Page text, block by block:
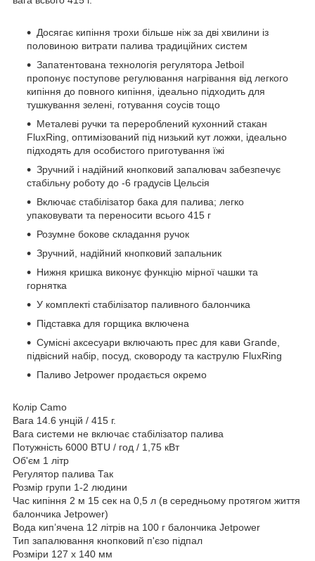
Досягає кипіння трохи більше ніж за дві хвилини із
половиною витрати палива традиційних систем
Запатентована технологія регулятора Jetboil
пропонує поступове регулювання нагрівання від легкого
кипіння до повного кипіння, ідеально підходить для
тушкування зелені, готування соусів тощо
Металеві ручки та перероблений кухонний стакан
FluxRing, оптимізований під низький кут ложки, ідеально
підходять для особистого приготування їжі
Зручний і надійний кнопковий запалювач забезпечує
стабільну роботу до -6 градусів Цельсія
Включає стабілізатор бака для палива; легко
упаковувати та переносити всього 415 г
Розумне бокове складання ручок
Зручний, надійний кнопковий запальник
Нижня кришка виконує функцію мірної чашки та
горнятка
У комплекті стабілізатор паливного балончика
Підставка для горщика включена
Сумісні аксесуари включають прес для кави Grande,
підвісний набір, посуд, сковороду та каструлю FluxRing
Паливо Jetpower продається окремо
Колір Camo
Вага 14.6 унцій / 415 г.
Вага системи не включає стабілізатор палива
Потужність 6000 BTU / год / 1,75 кВт
Об'єм 1 літр
Регулятор палива Так
Розмір групи 1-2 людини
Час кипіння 2 м 15 сек на 0,5 л (в середньому протягом життя
балончика Jetpower)
Вода кип’ячена 12 літрів на 100 г балончика Jetpower
Тип запалювання кнопковий п'єзо підпал
Розміри 127 x 140 мм